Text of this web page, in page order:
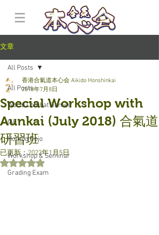
文章
All Posts
World Combat Games
IAF
Hombu Dojo
Workshop & Seminar
Grading Exam
All Posts
Special Workshop with
Aunkai (July 2018) 合氣道
研習班
香港合氣道本心会 Aikido Honshinkai
2018年7月8日
已更新：2022年1月5日
評等為 NaN（最高為 5 顆星）。